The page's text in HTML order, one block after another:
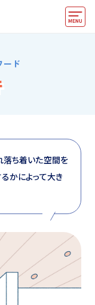
トップ
アカウント登録
ド
落ち着いた空間を
かによって大き